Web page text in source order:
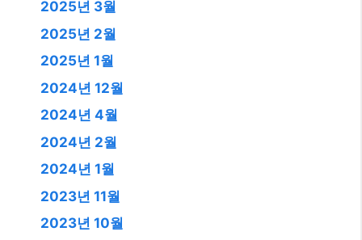
2025년 3월
2025년 2월
2025년 1월
2024년 12월
2024년 4월
2024년 2월
2024년 1월
2023년 11월
2023년 10월